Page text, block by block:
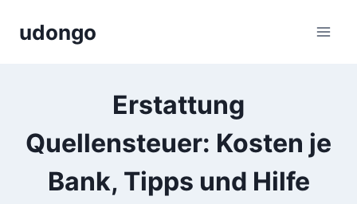
Inhaltudongo
Erstattung
Quellensteuer: Kosten je
Bank, Tipps und Hilfe